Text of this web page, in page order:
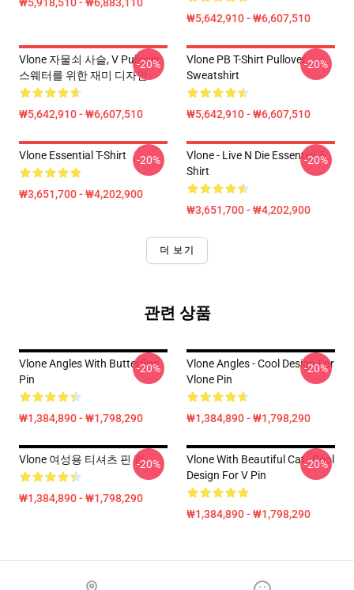
₩5,642,910 - ₩6,607,510
Vlone 자물쇠 사슬, V Pullover
스웨터를 위한 재미 디자인
₩5,642,910 - ₩6,607,510
-20%
Vlone PB T-Shirt Pullover
Sweatshirt
₩5,642,910 - ₩6,607,510
-20%
Vlone Essential T-Shirt
₩3,651,700 - ₩4,202,900
-20%
Vlone - Live N Die Essential T-
Shirt
₩3,651,700 - ₩4,202,900
-20%
더 보기
관련 상품
Vlone Angles With Butterflies
Pin
₩1,384,890 - ₩1,798,290
-20%
Vlone Angles - Cool Design For
Vlone Pin
₩1,384,890 - ₩1,798,290
-20%
Vlone 여성용 티셔츠 핀 핀
₩1,384,890 - ₩1,798,290
-20%
Vlone With Beautiful Cat , Cool
Design For V Pin
₩1,384,890 - ₩1,798,290
-20%